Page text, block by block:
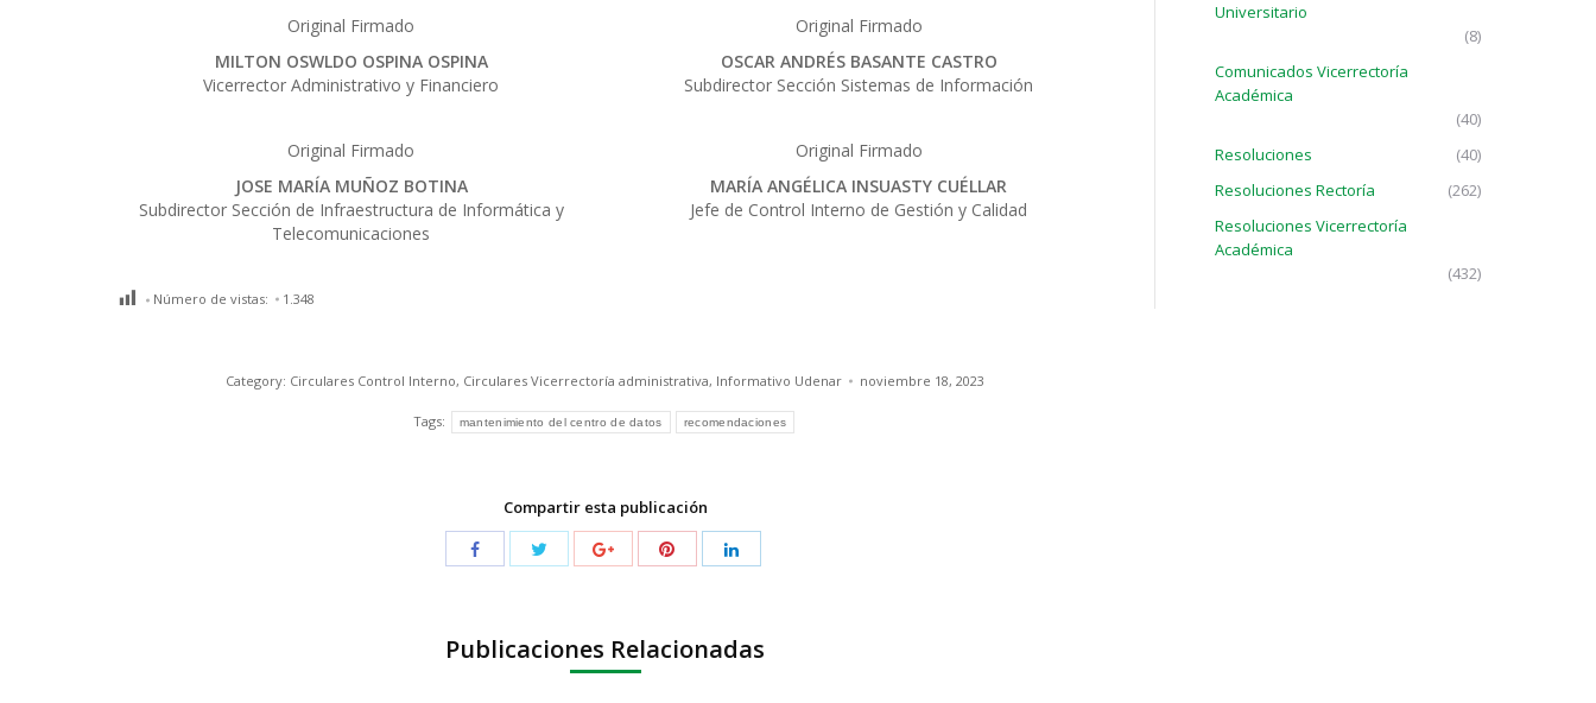
Original Firmado
MILTON OSWLDO OSPINA OSPINA
Vicerrector Administrativo y Financiero
Original Firmado
OSCAR ANDRÉS BASANTE CASTRO
Subdirector Sección Sistemas de Información
Original Firmado
JOSE MARÍA MUÑOZ BOTINA
Subdirector Sección de Infraestructura de Informática y
Telecomunicaciones
Original Firmado
MARÍA ANGÉLICA INSUASTY CUÉLLAR
Jefe de Control Interno de Gestión y Calidad
Número de vistas: 1.348
Category: Circulares Control Interno, Circulares Vicerrectoría administrativa, Informativo Udenar noviembre 18, 2023
Tags: mantenimiento del centro de datos recomendaciones
Compartir esta publicación
Publicaciones Relacionadas
Universitario
(8)
Comunicados Vicerrectoría
Académica
(40)
Resoluciones
(40)
Resoluciones Rectoría
(262)
Resoluciones Vicerrectoría
Académica
(432)